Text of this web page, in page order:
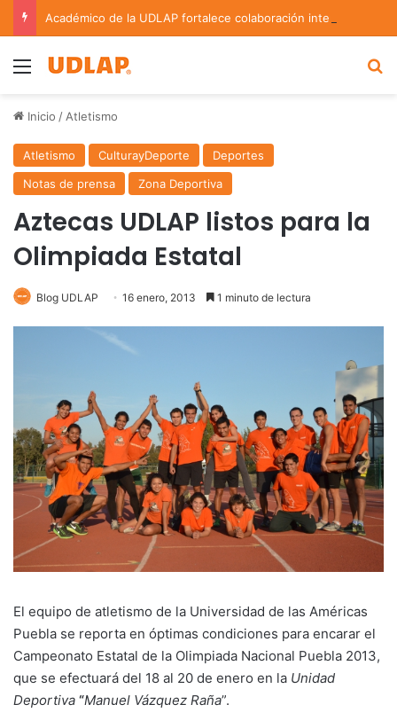
Menu
Inicio / Atletismo
Atletismo CulturayDeporte
Deportes
Notas de prensa
Zona Deportiva
Aztecas UDLAP listos para la
Olimpiada Estatal
Blog UDLAP 16 enero, 2013 1 minuto de lectura
El equipo de atletismo de la Universidad de las Américas
Puebla se reporta en óptimas condiciones para encarar el
Campeonato Estatal de la Olimpiada Nacional Puebla 2013,
que se efectuará del 18 al 20 de enero en la Unidad
Deportiva “Manuel Vázquez Raña”.